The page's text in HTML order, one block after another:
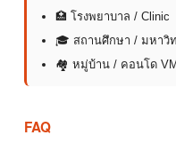
🏥 โรงพยาบาล / Clinic
🎓 สถานศึกษา / มหาวิ
🏘 หมู่บ้าน / คอนโด
FAQ